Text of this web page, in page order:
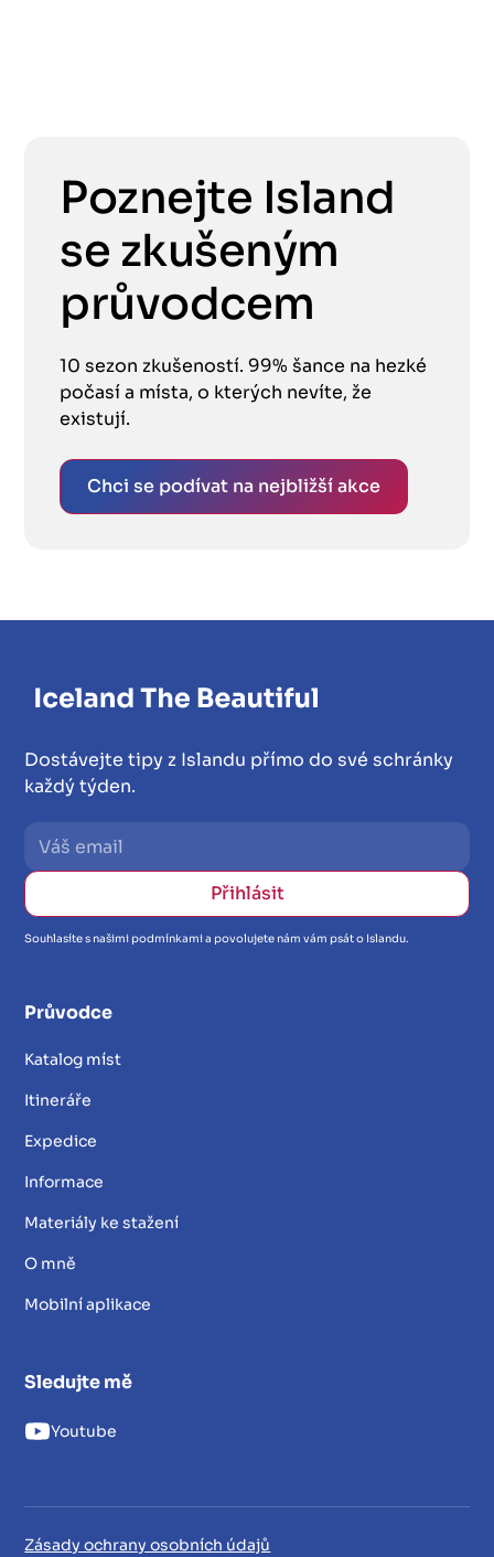
Poznejte Island
se zkušeným
průvodcem
10 sezon zkušeností. 99% šance na hezké
počasí a místa, o kterých nevíte, že
existují.
Chci se podívat na nejbližší akce
Dostávejte tipy z Islandu přímo do své schránky
každý týden.
Souhlasíte s našimi podmínkami a povolujete nám vám psát o Islandu.
Průvodce
Katalog míst
Itineráře
Expedice
Informace
Materiály ke stažení
O mně
Mobilní aplikace
Sledujte mě
Youtube
Zásady ochrany osobních údajů